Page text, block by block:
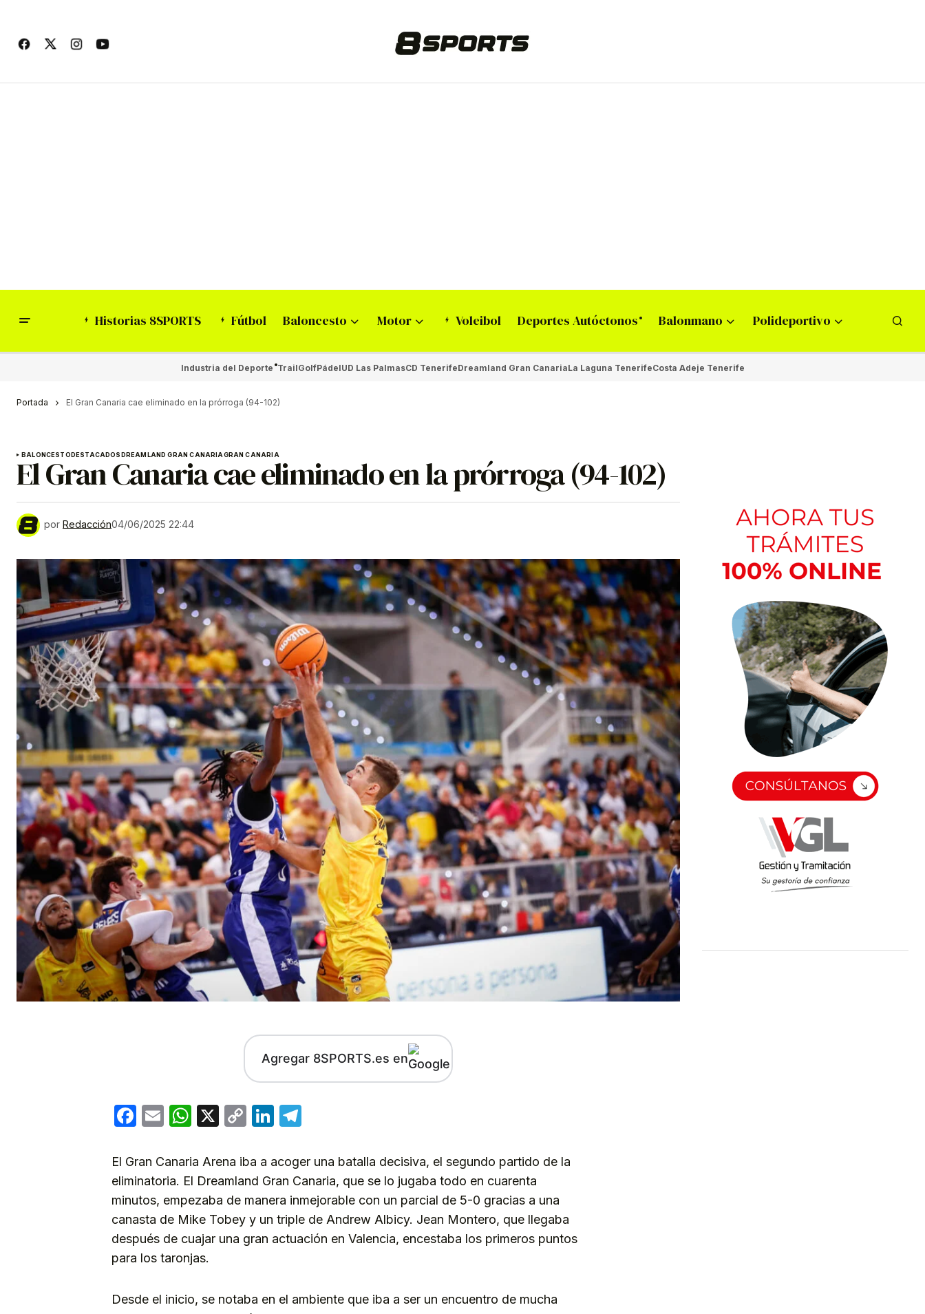
Historias 8SPORTS Fútbol Baloncesto Motor Voleibol Deportes Autóctonos Balonmano Polideportivo
Industria del Deporte TrailGolfPádelUD Las PalmasCD TenerifeDreamland Gran CanariaLa Laguna TenerifeCosta Adeje Tenerife
Portada El Gran Canaria cae eliminado en la prórroga (94-102)
BALONCESTODESTACADOSDREAMLAND GRAN CANARIAGRAN CANARIA
El Gran Canaria cae eliminado en la prórroga (94-102)
por Redacción04/06/2025 22:44
Agregar 8SPORTS.es en
Facebook
EmailWhatsApp
X
CopyLinkedIn
El Gran Canaria Arena iba a acoger una batalla decisiva, el segundo partido de la
eliminatoria. El Dreamland Gran Canaria, que se lo jugaba todo en cuarenta
minutos, empezaba de manera inmejorable con un parcial de 5-0 gracias a una
canasta de Mike Tobey y un triple de Andrew Albicy. Jean Montero, que llegaba
después de cuajar una gran actuación en Valencia, encestaba los primeros puntos
para los taronjas.
Desde el inicio, se notaba en el ambiente que iba a ser un encuentro de mucha